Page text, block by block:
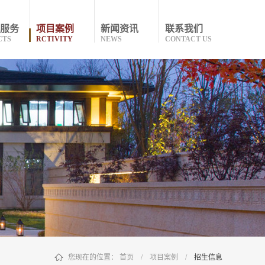
务 项目案例
RCTIVITY
新闻资讯
NEWS
联系我们
CONTACT US
您现在的位置： 首页 / 项目案例 / 招生信息